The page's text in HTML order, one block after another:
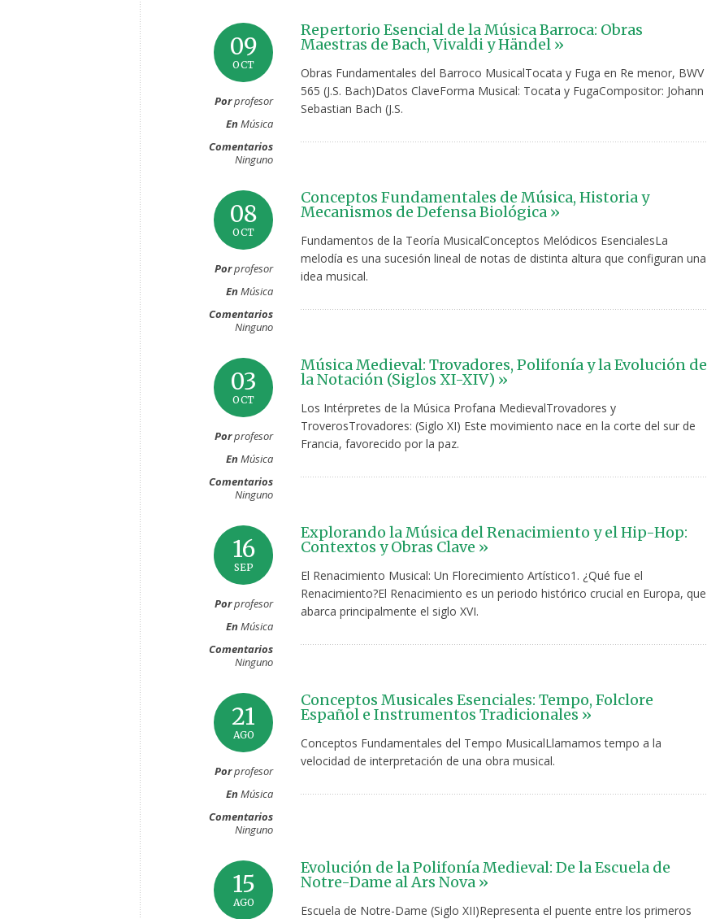
09
OCT
Porprofesor
EnMúsica
Comentarios
Ninguno
Repertorio Esencial de la Música Barroca: Obras
Maestras de Bach, Vivaldi y Händel »
Obras Fundamentales del Barroco MusicalTocata y Fuga en Re menor, BWV
565 (J.S. Bach)Datos ClaveForma Musical: Tocata y FugaCompositor: Johann
Sebastian Bach (J.S.
08
OCT
Porprofesor
EnMúsica
Comentarios
Ninguno
Conceptos Fundamentales de Música, Historia y
Mecanismos de Defensa Biológica »
Fundamentos de la Teoría MusicalConceptos Melódicos EsencialesLa
melodía es una sucesión lineal de notas de distinta altura que configuran una
idea musical.
03
OCT
Porprofesor
EnMúsica
Comentarios
Ninguno
Música Medieval: Trovadores, Polifonía y la Evolución de
la Notación (Siglos XI-XIV) »
Los Intérpretes de la Música Profana MedievalTrovadores y
TroverosTrovadores: (Siglo XI) Este movimiento nace en la corte del sur de
Francia, favorecido por la paz.
16
SEP
Porprofesor
EnMúsica
Comentarios
Ninguno
Explorando la Música del Renacimiento y el Hip-Hop:
Contextos y Obras Clave »
El Renacimiento Musical: Un Florecimiento Artístico1. ¿Qué fue el
Renacimiento?El Renacimiento es un periodo histórico crucial en Europa, que
abarca principalmente el siglo XVI.
21
AGO
Porprofesor
EnMúsica
Comentarios
Ninguno
Conceptos Musicales Esenciales: Tempo, Folclore
Español e Instrumentos Tradicionales »
Conceptos Fundamentales del Tempo MusicalLlamamos tempo a la
velocidad de interpretación de una obra musical.
15
AGO
Evolución de la Polifonía Medieval: De la Escuela de
Notre-Dame al Ars Nova »
Escuela de Notre-Dame (Siglo XII)Representa el puente entre los primeros